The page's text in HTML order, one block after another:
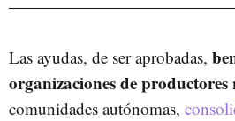
Las ayudas, de ser aprobadas,
organizaciones de productores
comunidades autónomas,